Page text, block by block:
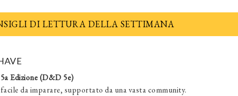
DI LETTURA DELLA SETTIMANA
Edizione (D&D 5e)
da imparare, supportato da una vasta community.